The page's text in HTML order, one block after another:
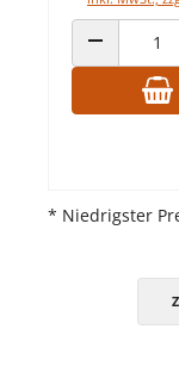
ANZAHL
* Niedrigster